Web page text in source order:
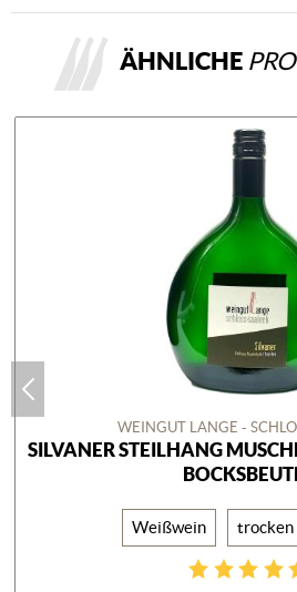
ÄHNLICHE
WEINGUT LANGE -
SILVANER STEILHANG
Weißwein trocken